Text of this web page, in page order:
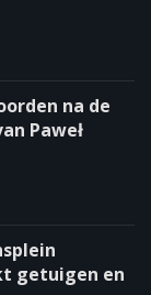
na de
Paweł
getuigen en